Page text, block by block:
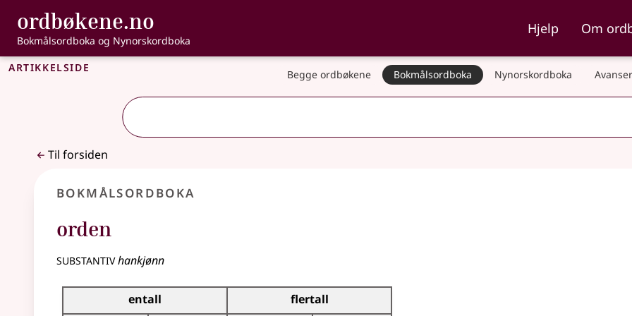
Gå til hovedinnhold
Tilgjengelighet
ordbøkene.no , Bokmålsordboka og Nynorskordboka
Bokmålsordboka og Nynorskordboka
Hjelp Om
Artikkelside Begge ordbøkene Bokmålsordboka Nynorskordboka
Til forsiden
Bokmålsordboka
orden
substantivhankjønn
Bøyingstabell for dette substantivet
entall
flertall